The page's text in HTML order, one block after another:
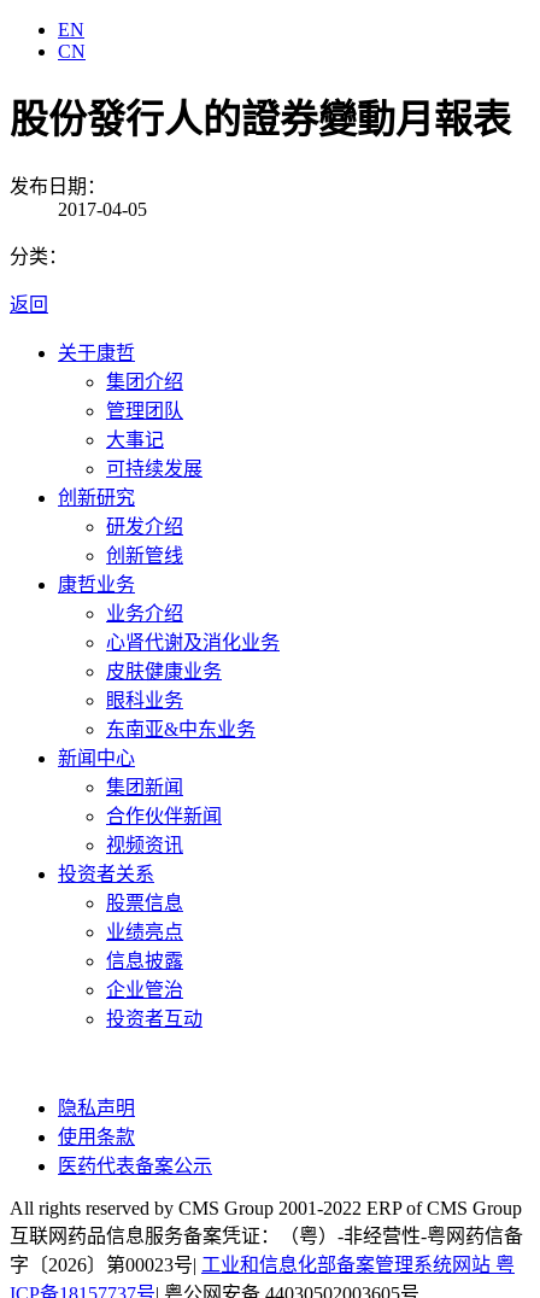
EN
CN
股份發行人的證券變動月報表
发布日期：
2017-04-05
分类：
返回
关于康哲
集团介绍
管理团队
大事记
可持续发展
创新研究
研发介绍
创新管线
康哲业务
业务介绍
心肾代谢及消化业务
皮肤健康业务
眼科业务
东南亚&中东业务
新闻中心
集团新闻
合作伙伴新闻
视频资讯
投资者关系
股票信息
业绩亮点
信息披露
企业管治
投资者互动
隐私声明
使用条款
医药代表备案公示
All rights reserved by CMS Group 2001-2022 ERP of CMS Group
互联网药品信息服务备案凭证：（粤）-非经营性-粤网药信备
字〔2026〕第00023号| 工业和信息化部备案管理系统网站 粤
ICP备18157737号| 粤公网安备 44030502003605号